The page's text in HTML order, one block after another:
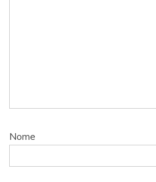
Nome